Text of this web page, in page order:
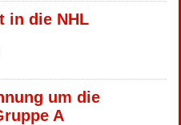
in die NHL
um die
A